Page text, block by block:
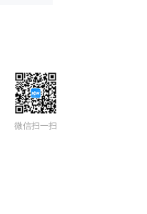
微信扫一扫